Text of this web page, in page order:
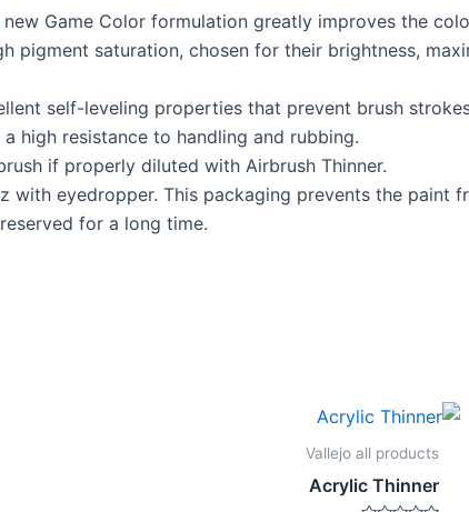
Game Color formulation greatly improves the
pigment saturation, chosen for their brightness,
self-leveling properties that prevent brush
high resistance to handling and rubbing.
if properly diluted with Airbrush Thinner.
with eyedropper. This packaging prevents the paint
for a long time.
Vallejo all products
Acrylic Thinner